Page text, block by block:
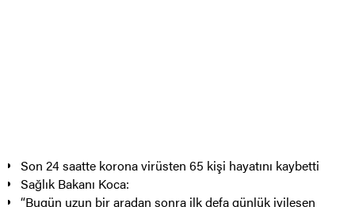
Son 24 saatte korona virüsten 65 kişi hayatını kaybetti
Sağlık Bakanı Koca:
“Bugün uzun bir aradan sonra ilk defa günlük iyileşen